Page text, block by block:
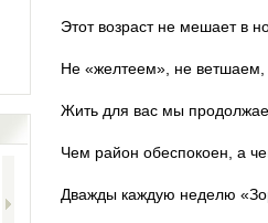
Этот возраст не мешает в
Не «желтеем», не ветшаем,
Жить для вас мы
Чем район обеспокоен, а
Дважды каждую неделю